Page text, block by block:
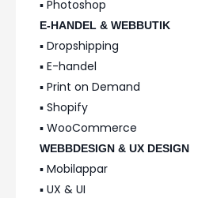
▪️ Photoshop
E-HANDEL & WEBBUTIK
▪️ Dropshipping
▪️ E-handel
▪️ Print on Demand
▪️ Shopify
▪️ WooCommerce
WEBBDESIGN & UX DESIGN
▪️ Mobilappar
▪️ UX & UI